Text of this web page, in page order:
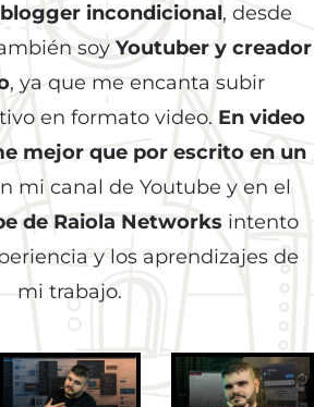
blogger incondicional, desde
soyYoutuber y creador
, ya que me encanta subir
en formato video. En video
mejor que por escrito en un
mi canal de Youtube y en el
de Raiola Networks intento
y los aprendizajes de
mi trabajo.